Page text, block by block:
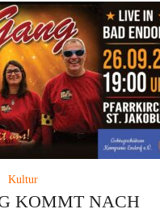
Kultur
KOMMT NACH